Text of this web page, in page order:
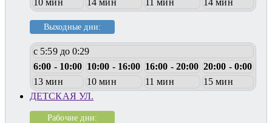
Выходные дни:
с 5:59 до 0:29
6:00 - 10:00 10:00 - 16:00 16:00 - 20:00 20:00 - 0:00
13 мин
10 мин 11 мин
15 мин
ДЕТСКАЯ УЛ.
Рабочие дни: